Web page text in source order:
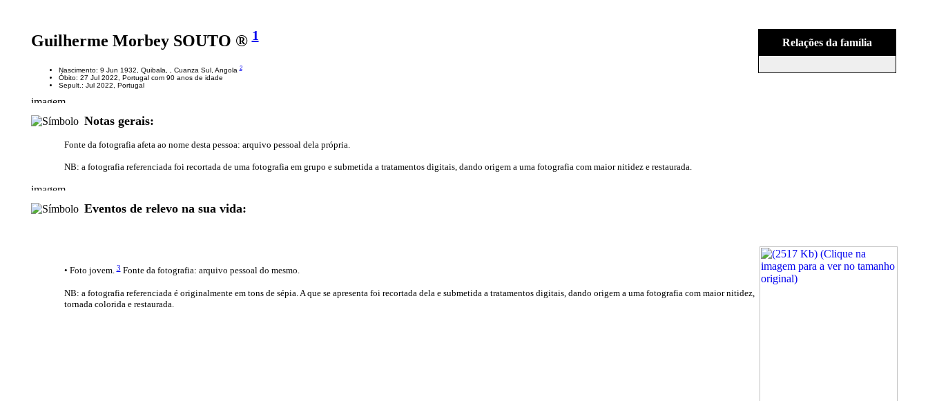
Relações da família
Guilherme Morbey SOUTO ®1
Nascimento: 9 Jun 1932, Quibala, , Cuanza Sul, Angola2
Óbito: 27 Jul 2022, Portugal com 90 anos de idade
Sepult.: Jul 2022, Portugal
Notas gerais:
Fonte da fotografia afeta ao nome desta pessoa: arquivo pessoal dela própria.
NB: a fotografia referenciada foi recortada de uma fotografia em grupo e submetida a tratamentos digitais, dando origem a uma fotografia com maior nitidez e restaurada.
Eventos de relevo na sua vida:
• Foto jovem.3Fonte da fotografia: arquivo pessoal do mesmo.
NB: a fotografia referenciada é originalmente em tons de sépia. A que se apresenta foi recortada dela e submetida a tratamentos digitais, dando origem a uma fotografia com maior nitidez,
tornada colorida e restaurada.